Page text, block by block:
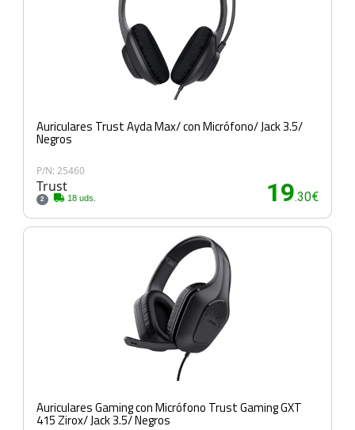
Auriculares Trust Ayda Max/ con Micrófono/ Jack 3.5/
Negros
P/N: 25460
Trust
2 18 uds. 19.30€
Auriculares Gaming con Micrófono Trust Gaming GXT
415 Zirox/ Jack 3.5/ Negros